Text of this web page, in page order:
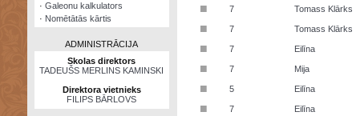
· Galeonu kalkulators
· Nomētātās kārtis
ADMINISTRĀCIJA
Skolas direktors
TADEUŠS MERLINS KAMINSKI
Direktora vietnieks
FILIPS BĀRLOVS
■ 7 Tomass Klārks
■ 7 Tomass Klārks
■ 7 Eilīna
■ 7 Mija
■ 5 Eilīna
■ 7 Eilīna